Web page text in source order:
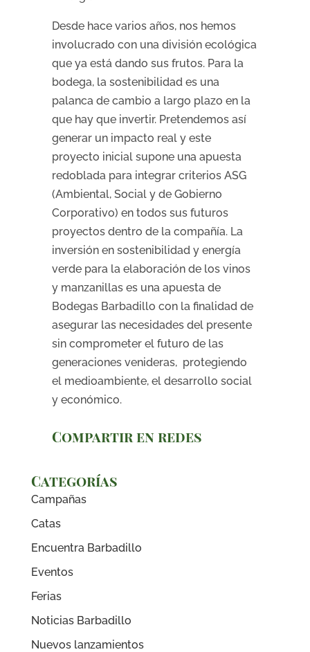
Desde hace varios años, nos hemos
involucrado con una división ecológica
que ya está dando sus frutos. Para la
bodega, la sostenibilidad es una
palanca de cambio a largo plazo en la
que hay que invertir. Pretendemos así
generar un impacto real y este
proyecto inicial supone una apuesta
redoblada para integrar criterios ASG
(Ambiental, Social y de Gobierno
Corporativo) en todos sus futuros
proyectos dentro de la compañía. La
inversión en sostenibilidad y energía
verde para la elaboración de los vinos
y manzanillas es una apuesta de
Bodegas Barbadillo con la finalidad de
asegurar las necesidades del presente
sin comprometer el futuro de las
generaciones venideras, protegiendo
el medioambiente, el desarrollo social
y económico.
Compartir en redes
Categorías
Campañas
Catas
Encuentra Barbadillo
Eventos
Ferias
Noticias Barbadillo
Nuevos lanzamientos